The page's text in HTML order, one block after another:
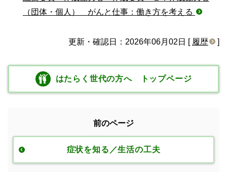
（団体・個人） がんと仕事：働き方を考える
更新・確認日：2026年06月02日 [ 履歴 ]
はたらく世代の方へ トップページ
前のページ
症状を知る／生活の工夫